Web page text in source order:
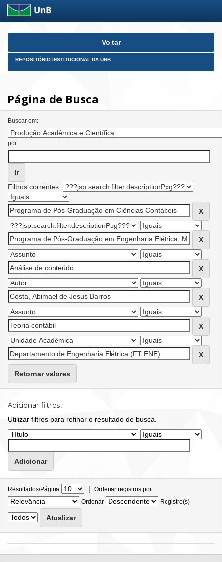
Skip
Voltar
REPOSITÓRIO INSTITUCIONAL DA UNB
Página de Busca
Buscar em:
por
Filtros correntes:
Retornar valores
Adicionar filtros:
Utilizar filtros para refinar o resultado de busca.
Resultados/Página | Ordenar registros por
Ordenar
Registro(s)